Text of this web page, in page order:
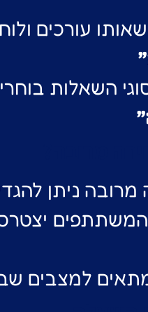
עורכים
השאלות
ניתן
למצבים